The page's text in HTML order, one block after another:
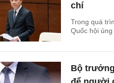
chí
Trong quá
Quốc hội
Bộ